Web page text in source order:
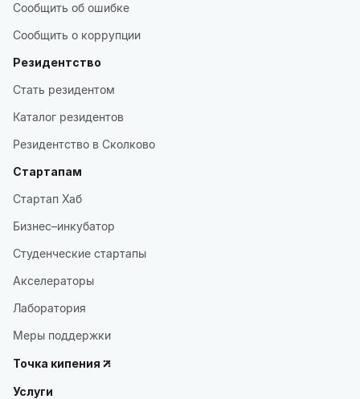
Сообщить об ошибке
Сообщить о коррупции
Резидентство
Стать резидентом
Каталог резидентов
Резидентство в Сколково
Стартапам
Стартап Хаб
Бизнес–инкубатор
Студенческие стартапы
Акселераторы
Лаборатория
Меры поддержки
Точка кипения
Услуги